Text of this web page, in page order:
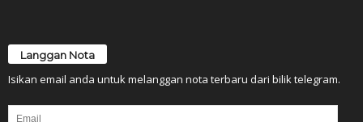
Langgan Nota
Isikan email anda untuk melanggan nota terbaru dari bilik telegram.
Email